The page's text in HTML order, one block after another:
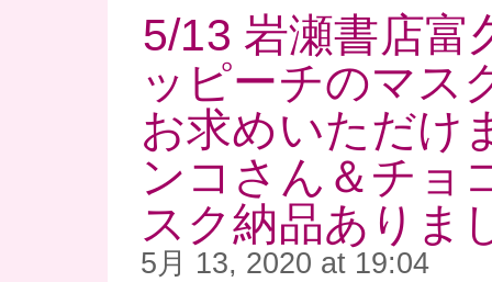
5/13 岩瀬書店富
ッピーチのマス
お求めいただ
ンコさん＆チョ
スク納品ありま
5月 13, 2020 at 19:04